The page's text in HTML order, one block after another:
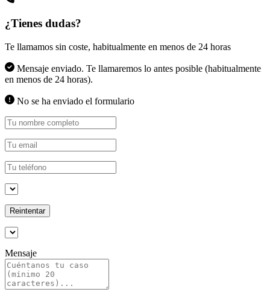
¿Tienes dudas?
Te llamamos sin coste, habitualmente en menos de 24 horas
Mensaje enviado. Te llamaremos lo antes posible (habitualmente
en menos de 24 horas).
No se ha enviado el formulario
Reintentar
Mensaje